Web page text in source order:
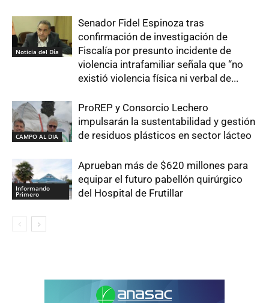
Noticia del Día
Senador Fidel Espinoza tras
confirmación de investigación de
Fiscalía por presunto incidente de
violencia intrafamiliar señala que “no
existió violencia física ni verbal de...
CAMPO AL DIA
ProREP y Consorcio Lechero
impulsarán la sustentabilidad y gestión
de residuos plásticos en sector lácteo
Informando
Primero
Aprueban más de $620 millones para
equipar el futuro pabellón quirúrgico
del Hospital de Frutillar